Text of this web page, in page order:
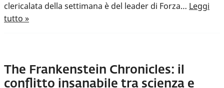
clericalata della settimana è del leader di Forza… Leggi
tutto »
The Frankenstein Chronicles: il
conflitto insanabile tra scienza e